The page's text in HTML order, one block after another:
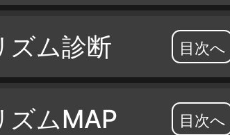
ズム診断 目次へ
ズムMAP 目次へ